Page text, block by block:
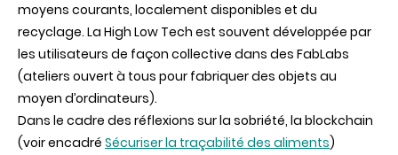
moyens courants, localement disponibles et du
recyclage. La High Low Tech est souvent développée par
les utilisateurs de façon collective dans des FabLabs
(ateliers ouvert à tous pour fabriquer des objets au
moyen d’ordinateurs).
Dans le cadre des réflexions sur la sobriété, la blockchain
(voir encadré Sécuriser la traçabilité des aliments)